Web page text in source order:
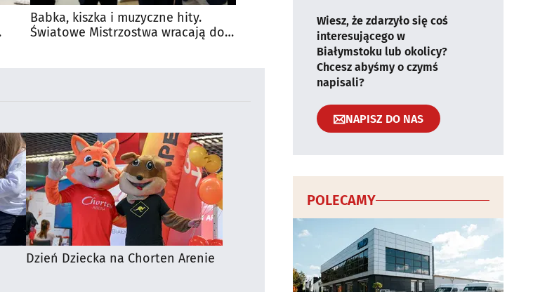
Babka, kiszka i muzyczne hity.
Światowe Mistrzostwa wracają do
Dzień Dziecka na Chorten Arenie
Wiesz, że zdarzyło się coś
interesującego w
Białymstoku lub okolicy?
Chcesz abyśmy o czymś
napisali?
NAPISZ DO NAS
POLECAMY